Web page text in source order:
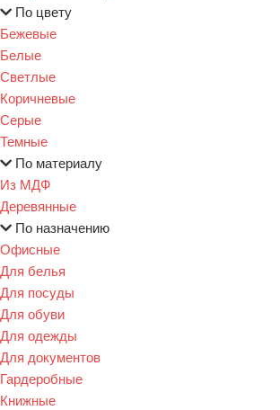
По цвету
Бежевые
Белые
Светлые
Коричневые
Серые
Темные
По материалу
Из МДФ
Деревянные
По назначению
Офисные
Для белья
Для посуды
Для обуви
Для одежды
Для документов
Гардеробные
Книжные